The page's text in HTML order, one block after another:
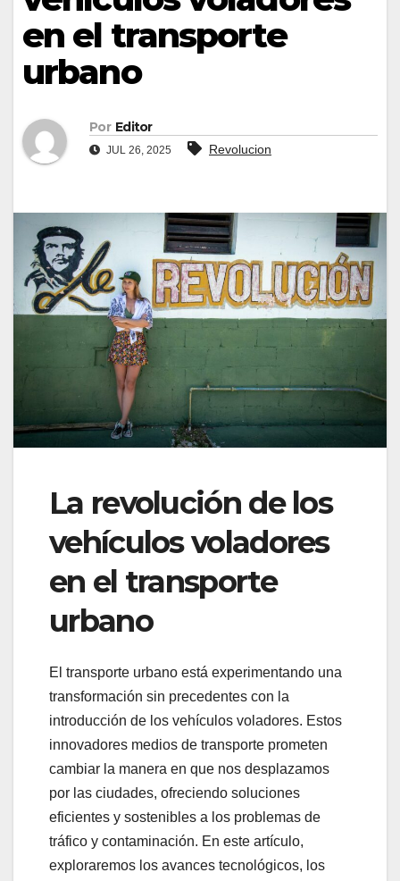
en el transporte
urbano
Por Editor
JUL 26, 2025 Revolucion
La revolución de los
vehículos voladores
en el transporte
urbano
El transporte urbano está experimentando una
transformación sin precedentes con la
introducción de los vehículos voladores. Estos
innovadores medios de transporte prometen
cambiar la manera en que nos desplazamos
por las ciudades, ofreciendo soluciones
eficientes y sostenibles a los problemas de
tráfico y contaminación. En este artículo,
exploraremos los avances tecnológicos, los